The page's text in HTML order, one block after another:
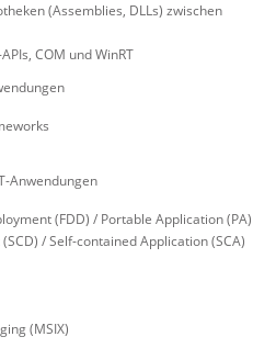
(Assemblies, DLLs) zwischen
COM und WinRT
Anwendungen
(FDD) / Portable Application (PA)
/ Self-contained Application (SCA)
(MSIX)